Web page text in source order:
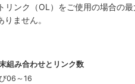
ンク（OL）をご使用の場合の
ません。
組み合わせとリンク数
06～16